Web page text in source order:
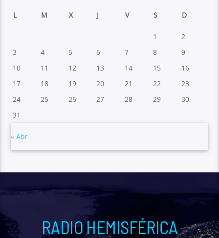
L M X J V S D
1
2
3
4 5 6 7 8
9
10
11 12 13 14 15
16
17
18 19 20 21 22
23
24
25 26 27 28 29
30
31
« Abr
RADIO HEMISFÉRICA